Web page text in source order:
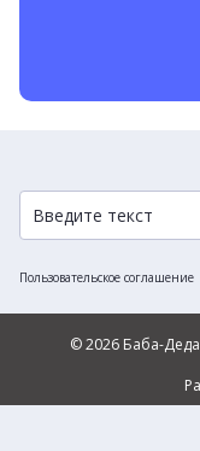
Пользовательское соглашение
© 2026 Баба-